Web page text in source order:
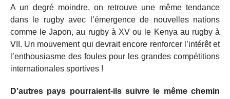
A un degré moindre, on retrouve une même tendance
dans le rugby avec l’émergence de nouvelles nations
comme le Japon, au rugby à XV ou le Kenya au rugby à
VII. Un mouvement qui devrait encore renforcer l’intérêt et
l’enthousiasme des foules pour les grandes compétitions
internationales sportives !
D’autres pays pourraient-ils suivre le même chemin